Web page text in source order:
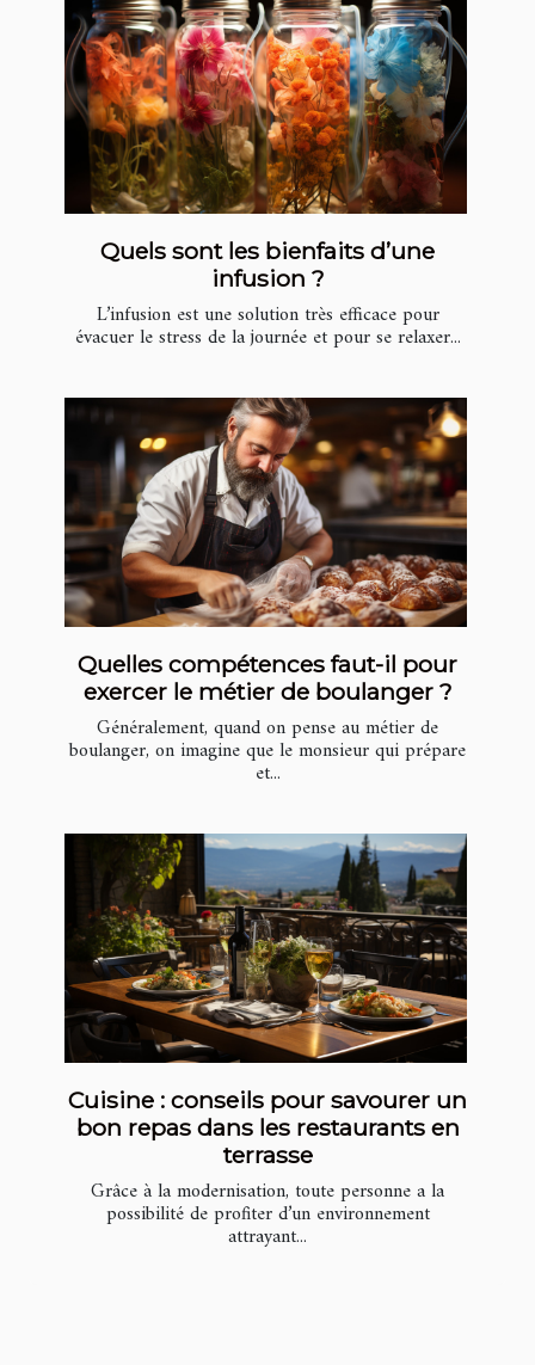
Quels sont les bienfaits d’une
infusion ?
L’infusion est une solution très efficace pour
évacuer le stress de la journée et pour se relaxer...
Quelles compétences faut-il pour
exercer le métier de boulanger ?
Généralement, quand on pense au métier de
boulanger, on imagine que le monsieur qui prépare
et...
Cuisine : conseils pour savourer un
bon repas dans les restaurants en
terrasse
Grâce à la modernisation, toute personne a la
possibilité de profiter d’un environnement
attrayant...